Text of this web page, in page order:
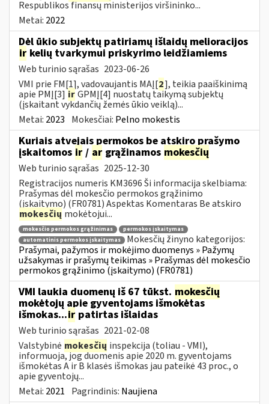
Respublikos finansų ministerijos viršininko...
Metai: 2022
Dėl ūkio subjektų patiriamų išlaidų melioracijos
ir kelių tvarkymui priskyrimo leidžiamiems
Web turinio sąrašas 2023-06-26
VMI prie FM[1], vadovaujantis MAĮ[2], teikia paaiškinimą
apie PMĮ[3]irGPMĮ[4] nuostatų taikymą subjektų
(įskaitant vykdančių žemės ūkio veiklą)...
Metai: 2023 Mokesčiai: Pelno mokestis
Kuriais atvejais permokos be atskiro prašymo
įskaitomos ir / ar grąžinamos mokesčių
Web turinio sąrašas 2025-12-30
Registracijos numeris KM3696 Ši informacija skelbiama:
Prašymas dėl mokesčio permokos grąžinimo
(įskaitymo) (FR0781) Aspektas Komentaras Be atskiro
mokesčių mokėtojui...
mokesčio permokos grąžinimas
permokos įskaitymas
automatinis permokos įskaitymas
Mokesčių žinyno kategorijos:
Prašymai, pažymos ir mokėjimo duomenys » Pažymų
užsakymas ir prašymų teikimas » Prašymas dėl mokesčio
permokos grąžinimo (įskaitymo) (FR0781)
VMI laukia duomenų iš 67 tūkst. mokesčių
mokėtojų apie gyventojams išmokėtas
išmokas...ir patirtas išlaidas
Web turinio sąrašas 2021-02-08
Valstybinė mokesčių inspekcija (toliau - VMI),
informuoja, jog duomenis apie 2020 m. gyventojams
išmokėtas A ir B klasės išmokas jau pateikė 43 proc., o
apie gyventojų...
Metai: 2021 Pagrindinis: Naujiena